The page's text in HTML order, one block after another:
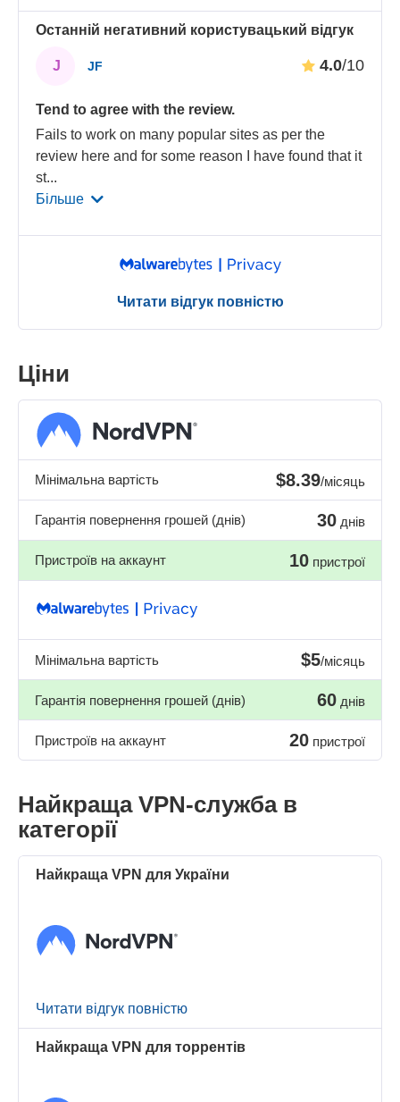
Останній негативний користувацький відгук
J JF 4.0/10
Tend to agree with the review.
Fails to work on many popular sites as per the
review here and for some reason I have found that it
st...
Більше
Читати відгук повністю
Ціни
Мінімальна вартість $8.39/місяць
Гарантія повернення грошей (днів) 30 днів
Пристроїв на аккаунт 10 пристрої
Мінімальна вартість $5/місяць
Гарантія повернення грошей (днів) 60 днів
Пристроїв на аккаунт 20 пристрої
Найкраща VPN-служба в
категорії
Найкраща VPN для України
Читати відгук повністю
Найкраща VPN для торрентів